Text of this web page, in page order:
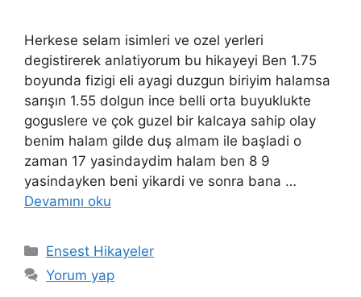
Herkese selam isimleri ve ozel yerleri
degistirerek anlatiyorum bu hikayeyi Ben 1.75
boyunda fizigi eli ayagi duzgun biriyim halamsa
sarışın 1.55 dolgun ince belli orta buyuklukte
goguslere ve çok guzel bir kalcaya sahip olay
benim halam gilde duş almam ile başladi o
zaman 17 yasindaydim halam ben 8 9
yasindayken beni yikardi ve sonra bana …
Devamını oku
Kategoriler
Ensest Hikayeler
Yorum yap